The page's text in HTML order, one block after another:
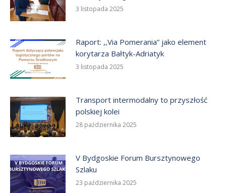
3 listopada 2025
Raport: ,,Via Pomerania” jako element
korytarza Bałtyk-Adriatyk
3 listopada 2025
Transport intermodalny to przyszłość
polskiej kolei
28 października 2025
V Bydgoskie Forum Bursztynowego
Szlaku
23 października 2025